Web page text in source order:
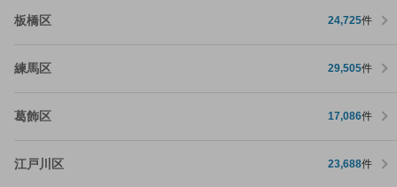
板橋区 24,725件
練馬区 29,505件
葛飾区 17,086件
江戸川区 23,688件